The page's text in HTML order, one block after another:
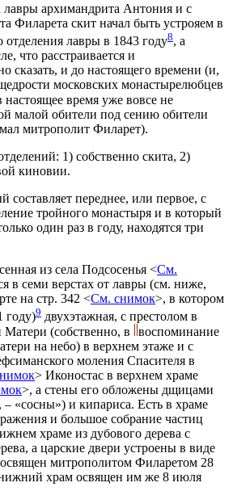
архимандрита Антония и с
Филарета скит начал быть устрояем в
отделения лавры в 1843 году8, а
что расстраивается и
сказать, и до настоящего времени (и,
московских монастырелюбцев
время уже вовсе не
малой обители под сению обители
митрополит Филарет).
1) собственно скита, 2)
киновии.
составляет переднее, или первое, с
тройного монастыря и в который
один раз в году, находятся три
из села Подсосенья <См.
в семи верстах от лавры (см. ниже,
на стр. 342 <См. снимок>, в котором
году)9 двухэтажная, с престолом в
(собственно, в
воспоминание
на небо) в верхнем этаже и с
моления Спасителя в
> Иконостас в верхнем храме
>, а стены его обложены дщицами
– «сосны») и кипариса. Есть в храме
и большое собрание частиц
храме из дубового дерева с
а царские двери устроены в виде
митрополитом Филаретом 28
нижний храм освящен им же 8 июля